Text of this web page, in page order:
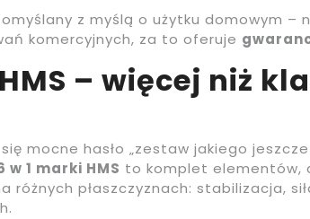
z myślą o użytku domowym –
komercyjnych, za to oferuje
– więcej niż
mocne hasło „zestaw jakiego
w 1 marki HMS to komplet elementów,
różnych płaszczyznach: stabilizacja,